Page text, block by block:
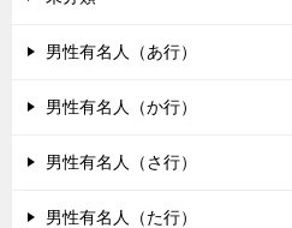
男性有名人（あ行）
男性有名人（か行）
男性有名人（さ行）
男性有名人（た行）